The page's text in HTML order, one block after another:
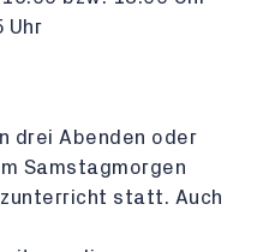
Uhr
drei Abenden oder
Samstagmorgen
statt. Auch